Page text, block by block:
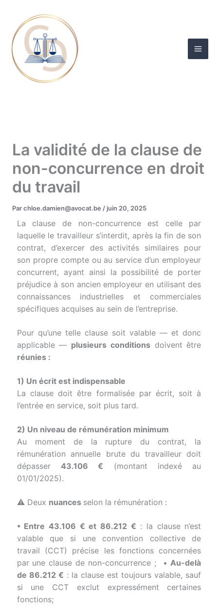
contenu
La validité de la clause de
non-concurrence en droit
du travail
Parchloe.damien@avocat.be / juin 20, 2025
La clause de non-concurrence est celle par
laquelle le travailleur s’interdit, après la fin de son
contrat, d’exercer des activités similaires pour
son propre compte ou au service d’un employeur
concurrent, ayant ainsi la possibilité de porter
préjudice à son ancien employeur en utilisant des
connaissances industrielles et commerciales
spécifiques acquises au sein de l’entreprise.
Pour qu’une telle clause soit valable — et donc
applicable — plusieurs conditionsdoivent être
réunies :
1) Un écrit est indispensable
La clause doit être formalisée par écrit, soit à
l’entrée en service, soit plus tard.
2) Un niveau de rémunération minimum
Au moment de la rupture du contrat, la
rémunération annuelle brute du travailleur doit
dépasser 43.106 € (montant indexé au
01/01/2025).
⚠️ Deux nuances selon la rémunération :
• Entre 43.106 € et 86.212 € : la clause n’est
valable que si une convention collective de
travail (CCT) précise les fonctions concernées
par une clause de non-concurrence ; • Au-delà
de 86.212 € : la clause est toujours valable, sauf
si une CCT exclut expressément certaines
fonctions;